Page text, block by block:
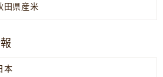
田県産米
本